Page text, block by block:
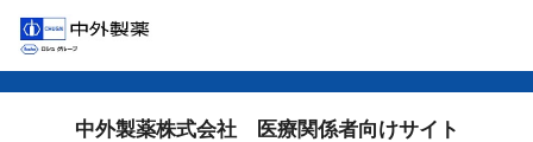
中外製薬株式会社 医療関係者向けサイト